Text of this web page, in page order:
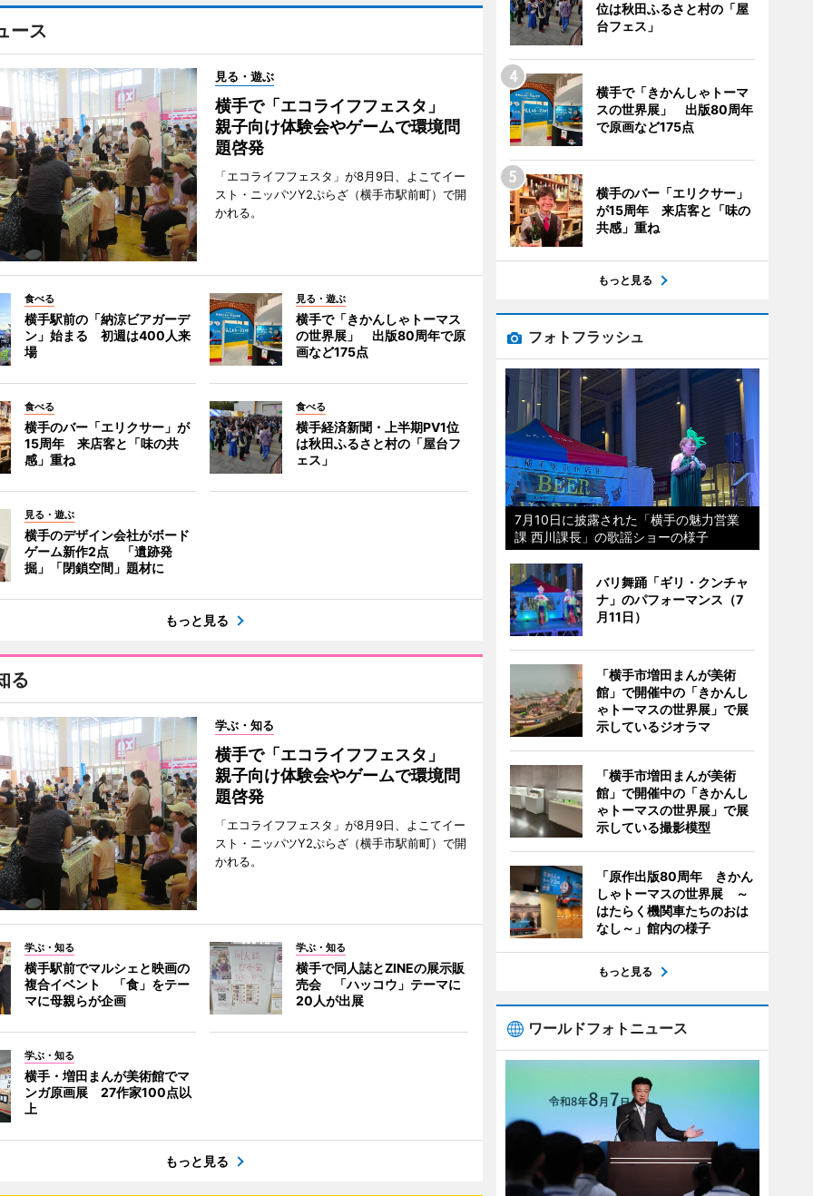
ース
見る・遊ぶ
横手で「エコライフフェスタ」
親子向け体験会やゲームで環境問
題啓発
「エコライフフェスタ」が8月9日、よこてイー
スト・ニッパツY2ぷらざ（横手市駅前町）で開
かれる。
食べる
横手駅前の「納涼ビアガーデ
ン」始まる 初週は400人来
場
見る・遊ぶ
横手で「きかんしゃトーマス
の世界展」 出版80周年で原
画など175点
食べる
横手のバー「エリクサー」が
15周年 来店客と「味の共
感」重ね
食べる
横手経済新聞・上半期PV1位
は秋田ふるさと村の「屋台フ
ェス」
見る・遊ぶ
横手のデザイン会社がボード
ゲーム新作2点 「遺跡発
掘」「閉鎖空間」題材に
もっと見る
る
学ぶ・知る
横手で「エコライフフェスタ」
親子向け体験会やゲームで環境問
題啓発
「エコライフフェスタ」が8月9日、よこてイー
スト・ニッパツY2ぷらざ（横手市駅前町）で開
かれる。
学ぶ・知る
横手駅前でマルシェと映画の
複合イベント 「食」をテー
マに母親らが企画
学ぶ・知る
横手で同人誌とZINEの展示販
売会 「ハッコウ」テーマに
20人が出展
学ぶ・知る
横手・増田まんが美術館でマ
ンガ原画展 27作家100点以
上
もっと見る
位は秋田ふるさと村の「屋
台フェス」
横手で「きかんしゃトーマ
スの世界展」 出版80周年
で原画など175点
横手のバー「エリクサー」
が15周年 来店客と「味の
共感」重ね
もっと見る
フォトフラッシュ
7月10日に披露された「横手の魅力営業
課 西川課長」の歌謡ショーの様子
バリ舞踊「ギリ・クンチャ
ナ」のパフォーマンス（7
月11日）
「横手市増田まんが美術
館」で開催中の「きかんし
ゃトーマスの世界展」で展
示しているジオラマ
「横手市増田まんが美術
館」で開催中の「きかんし
ゃトーマスの世界展」で展
示している撮影模型
「原作出版80周年 きかん
しゃトーマスの世界展 ～
はたらく機関車たちのおは
なし～」館内の様子
もっと見る
ワールドフォトニュース